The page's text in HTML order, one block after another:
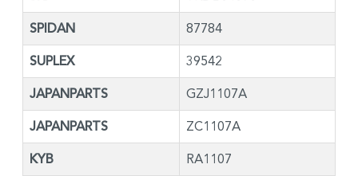
SPIDAN 87784
SUPLEX 39542
JAPANPARTS GZJ1107A
JAPANPARTS ZC1107A
KYB RA1107